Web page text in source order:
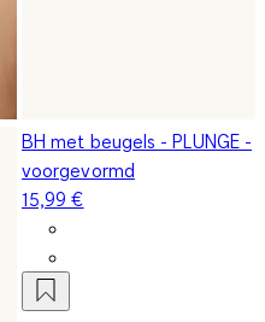
BH met beugels - PLUNGE -
voorgevormd
15,99 €